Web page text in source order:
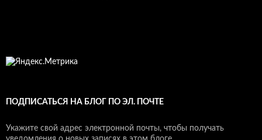
ПОДПИСАТЬСЯ НА БЛОГ ПО ЭЛ. ПОЧТЕ
Укажите свой адрес электронной почты, чтобы получать